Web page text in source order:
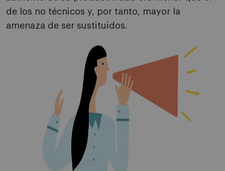
de los no técnicos y, por tanto, mayor la
amenaza de ser sustituidos.